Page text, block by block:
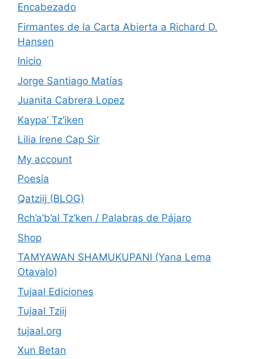
Encabezado
Firmantes de la Carta Abierta a Richard D.
Hansen
Inicio
Jorge Santiago Matías
Juanita Cabrera Lopez
Kaypa’ Tz’iken
Lilia Irene Cap Sir
My account
Poesía
Qatziij (BLOG)
Rch’a’b’al Tz’ken / Palabras de Pájaro
Shop
TAMYAWAN SHAMUKUPANI (Yana Lema
Otavalo)
Tujaal Ediciones
Tujaal Tziij
tujaal.org
Xun Betan